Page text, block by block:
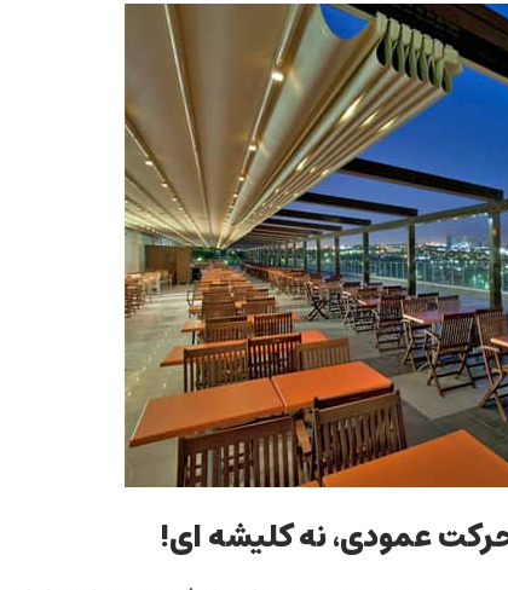
حرکت عمودی، نه کلیشه ای!